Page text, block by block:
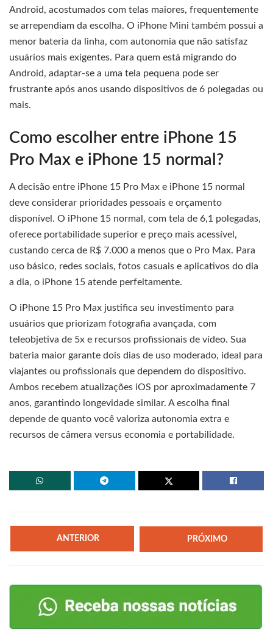
Android, acostumados com telas maiores, frequentemente
se arrependiam da escolha. O iPhone Mini também possui a
menor bateria da linha, com autonomia que não satisfaz
usuários mais exigentes. Para quem está migrando do
Android, adaptar-se a uma tela pequena pode ser
frustrante após anos usando dispositivos de 6 polegadas ou
mais.
Como escolher entre iPhone 15
Pro Max e iPhone 15 normal?
A decisão entre iPhone 15 Pro Max e iPhone 15 normal
deve considerar prioridades pessoais e orçamento
disponível. O iPhone 15 normal, com tela de 6,1 polegadas,
oferece portabilidade superior e preço mais acessível,
custando cerca de R$ 7.000 a menos que o Pro Max. Para
uso básico, redes sociais, fotos casuais e aplicativos do dia
a dia, o iPhone 15 atende perfeitamente.
O iPhone 15 Pro Max justifica seu investimento para
usuários que priorizam fotografia avançada, com
teleobjetiva de 5x e recursos profissionais de vídeo. Sua
bateria maior garante dois dias de uso moderado, ideal para
viajantes ou profissionais que dependem do dispositivo.
Ambos recebem atualizações iOS por aproximadamente 7
anos, garantindo longevidade similar. A escolha final
depende de quanto você valoriza autonomia extra e
recursos de câmera versus economia e portabilidade.
ANTERIOR PRÓXIMO